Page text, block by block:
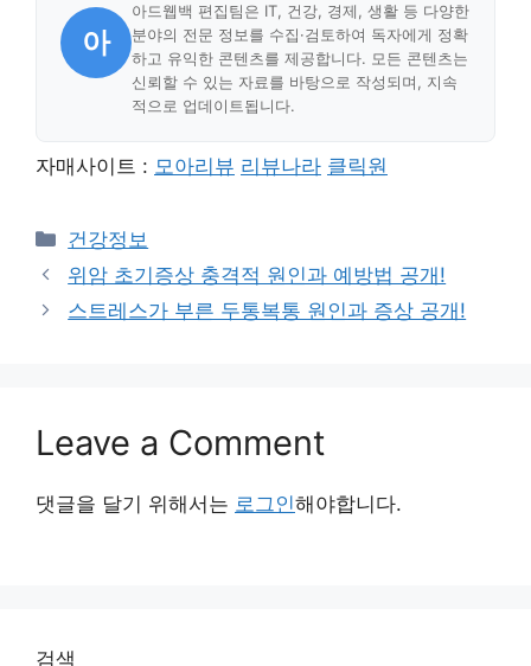
아
아드웹백 편집팀은 IT, 건강, 경제, 생활 등 다양한
분야의 전문 정보를 수집·검토하여 독자에게 정확
하고 유익한 콘텐츠를 제공합니다. 모든 콘텐츠는
신뢰할 수 있는 자료를 바탕으로 작성되며, 지속
적으로 업데이트됩니다.
자매사이트 : 모아리뷰 리뷰나라 클릭원
Categories
건강정보
위암 초기증상 충격적 원인과 예방법 공개!
스트레스가 부른 두통복통 원인과 증상 공개!
Leave a Comment
댓글을 달기 위해서는 로그인해야합니다.
검색